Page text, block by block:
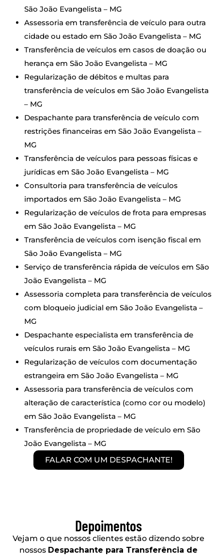
São João Evangelista – MG
Assessoria em transferência de veículo para outra
cidade ou estado em São João Evangelista – MG
Transferência de veículos em casos de doação ou
herança em São João Evangelista – MG
Regularização de débitos e multas para
transferência de veículos em São João Evangelista
– MG
Despachante para transferência de veículo com
restrições financeiras em São João Evangelista –
MG
Transferência de veículos para pessoas físicas e
jurídicas em São João Evangelista – MG
Consultoria para transferência de veículos
importados em São João Evangelista – MG
Regularização de veículos de frota para empresas
em São João Evangelista – MG
Transferência de veículos com isenção fiscal em
São João Evangelista – MG
Serviço de transferência rápida de veículos em São
João Evangelista – MG
Assessoria completa para transferência de veículos
com bloqueio judicial em São João Evangelista –
MG
Despachante especialista em transferência de
veículos rurais em São João Evangelista – MG
Regularização de veículos com documentação
estrangeira em São João Evangelista – MG
Assessoria para transferência de veículos com
alteração de característica (como cor ou modelo)
em São João Evangelista – MG
Transferência de propriedade de veículo em São
João Evangelista – MG
FALAR COM UM DESPACHANTE!
Depoimentos
Vejam o que nossos clientes estão dizendo sobre
nossos Despachante para Transferência de